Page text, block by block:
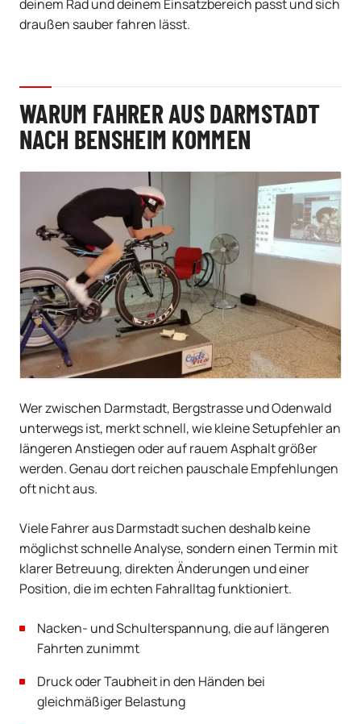
deinem Rad und deinem Einsatzbereich passt und sich
draußen sauber fahren lässt.
WARUM FAHRER AUS DARMSTADT
NACH BENSHEIM KOMMEN
Wer zwischen Darmstadt, Bergstrasse und Odenwald
unterwegs ist, merkt schnell, wie kleine Setupfehler an
längeren Anstiegen oder auf rauem Asphalt größer
werden. Genau dort reichen pauschale Empfehlungen
oft nicht aus.
Viele Fahrer aus Darmstadt suchen deshalb keine
möglichst schnelle Analyse, sondern einen Termin mit
klarer Betreuung, direkten Änderungen und einer
Position, die im echten Fahralltag funktioniert.
Nacken- und Schulterspannung, die auf längeren
Fahrten zunimmt
Druck oder Taubheit in den Händen bei
gleichmäßiger Belastung